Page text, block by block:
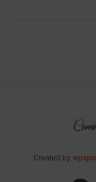
Created by wpxpo